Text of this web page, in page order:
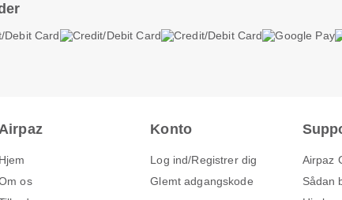
Hjem
os
Konto
Log ind/Registrer dig
Glemt adgangskode
Airpaz
Sådan